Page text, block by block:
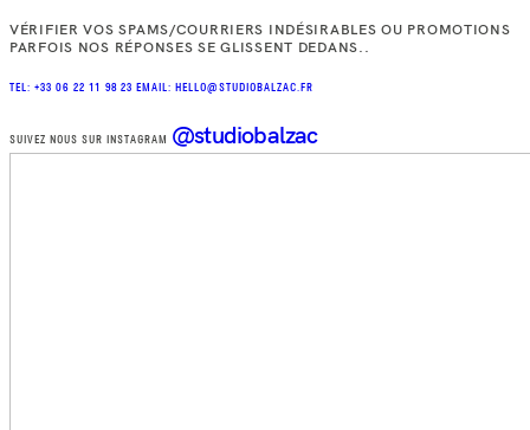
VÉRIFIER VOS SPAMS/COURRIERS INDÉSIRABLES OU PROMOTIONS
PARFOIS NOS RÉPONSES SE GLISSENT DEDANS..
TEL: +33 06 22 11 98 23 EMAIL: HELLO@STUDIOBALZAC.FR
SUIVEZ NOUS SUR INSTAGRAM @studiobalzac